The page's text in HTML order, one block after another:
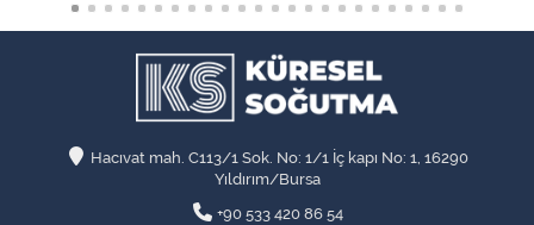
Hacıvat mah. C113/1 Sok. No: 1/1 İç kapı No: 1, 16290
Yıldırım/Bursa
+90 533 420 86 54